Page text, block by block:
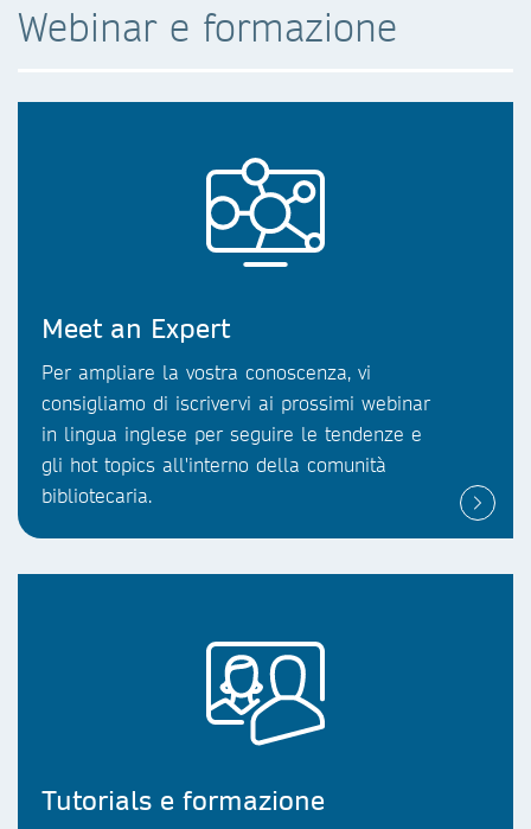
Webinar e formazione
Meet an Expert
Per ampliare la vostra conoscenza, vi
consigliamo di iscrivervi ai prossimi webinar
in lingua inglese per seguire le tendenze e
gli hot topics all'interno della comunità
bibliotecaria.
Tutorials e formazione